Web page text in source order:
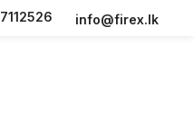
info@firex.lk